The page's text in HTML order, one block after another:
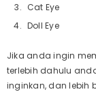
Cat Eye
Doll Eye
Jika anda ingin
terlebih dahulu
inginkan, dan lebih